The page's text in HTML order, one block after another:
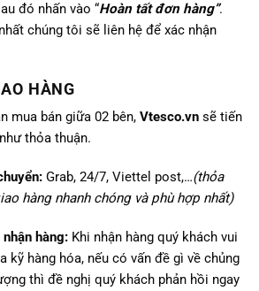
đó nhấn vào “Hoàn tất đơn hàng”.
chúng tôi sẽ liên hệ để xác nhận
HÀNG
mua bán giữa 02 bên, Vtesco.vn sẽ tiến
thỏa thuận.
Grab, 24/7, Viettel post,…(thỏa
hàng nhanh chóng và phù hợp nhất)
hàng: Khi nhận hàng quý khách vui
kỹ hàng hóa, nếu có vấn đề gì về chủng
thì đề nghị quý khách phản hồi ngay